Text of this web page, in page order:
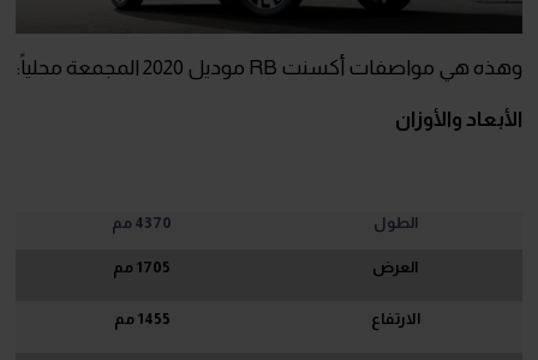
وهذه هي مواصفات أكسنت RB موديل 2020 المجمعة محلياً:
الأبعاد والأوزان
الطول 4370 مم
العرض 1705 مم
الارتفاع 1455 مم